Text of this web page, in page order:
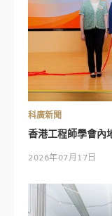
科廣新聞
香港工程師學會內
2026年07月17日